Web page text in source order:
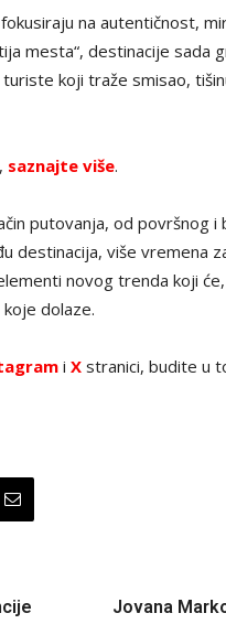
na autentičnost,
mesta“, destinacije sada
koji traže smisao,
saznajte više.
putovanja, od površnog i
destinacija, više vremena
novog trenda koji
dolaze.
i X stranici, budite u
Jovana